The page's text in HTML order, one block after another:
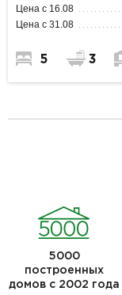
Цена с 16.08
Цена с 31.08
5 3
5000
построенных
домов с 2002 года